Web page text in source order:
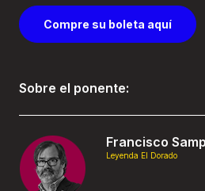
Compre su boleta aquí
Sobre el ponente:
Francisco
Leyenda El Dorado